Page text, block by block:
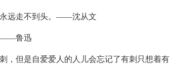
永远走不到头。——沈从文
——鲁迅
，但是自爱爱人的人儿会忘记了有刺只想着有